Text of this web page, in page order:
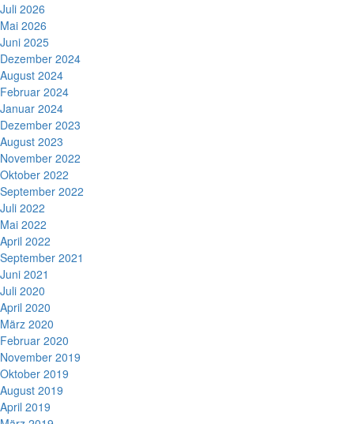
Juli 2026
Mai 2026
Juni 2025
Dezember 2024
August 2024
Februar 2024
Januar 2024
Dezember 2023
August 2023
November 2022
Oktober 2022
September 2022
Juli 2022
Mai 2022
April 2022
September 2021
Juni 2021
Juli 2020
April 2020
März 2020
Februar 2020
November 2019
Oktober 2019
August 2019
April 2019